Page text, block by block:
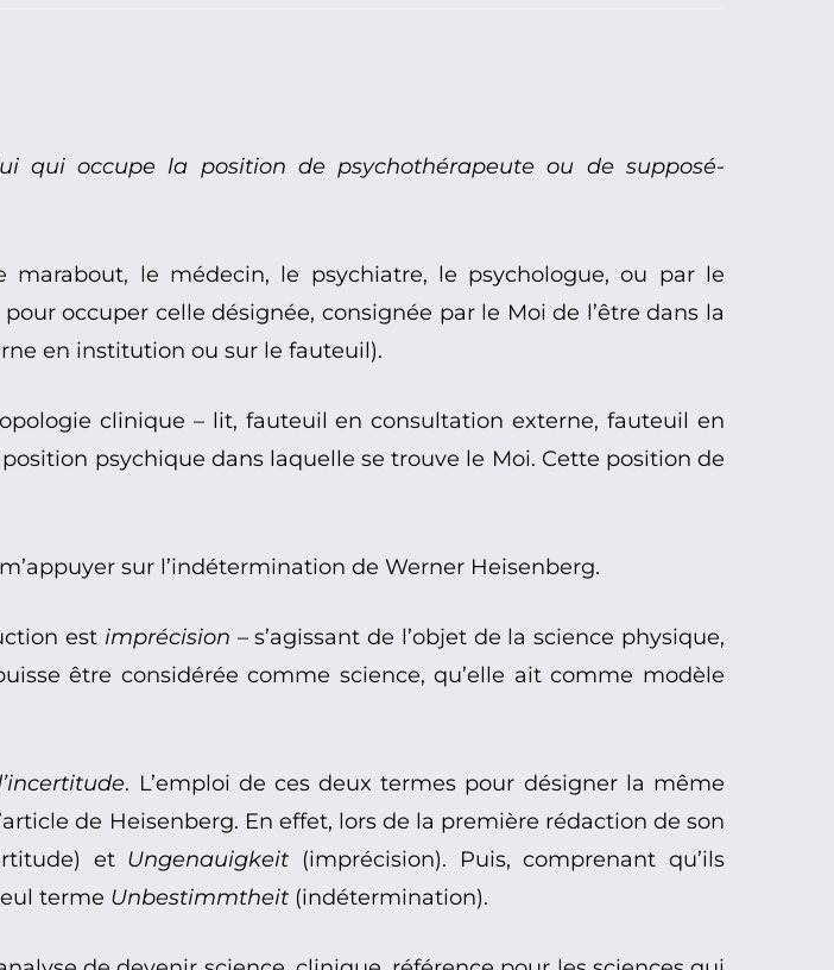
qui occupe la position de psychothérapeute ou de supposé-
le médecin, le psychiatre, le psychologue, ou par le
occuper celle désignée, consignée par le Moi de l’être dans la
en institution ou sur le fauteuil).
clinique – lit, fauteuil en consultation externe, fauteuil en
psychique dans laquelle se trouve le Moi. Cette position de
sur l’indétermination de Werner Heisenberg.
est imprécision – s’agissant de l’objet de la science physique,
être considérée comme science, qu’elle ait comme modèle
. L’emploi de ces deux termes pour désigner la même
de Heisenberg. En effet, lors de la première rédaction de son
et Ungenauigkeit (imprécision). Puis, comprenant qu’ils
terme Unbestimmtheit (indétermination).